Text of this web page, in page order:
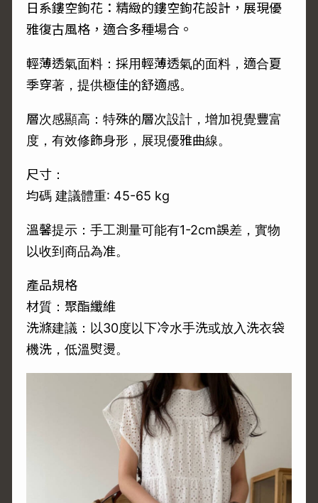
日系鏤空鉤花：精緻的鏤空鉤花設計，展現優
雅復古風格，適合多種場合。
輕薄透氣面料：採用輕薄透氣的面料，適合夏
季穿著，提供極佳的舒適感。
層次感顯高：特殊的層次設計，增加視覺豐富
度，有效修飾身形，展現優雅曲線。
尺寸：
均碼 建議體重: 45-65 kg
溫馨提示：手工測量可能有1-2cm誤差，實物
以收到商品為准。
產品規格
材質：聚酯纖維
洗滌建議：以30度以下冷水手洗或放入洗衣袋
機洗，低溫熨燙。